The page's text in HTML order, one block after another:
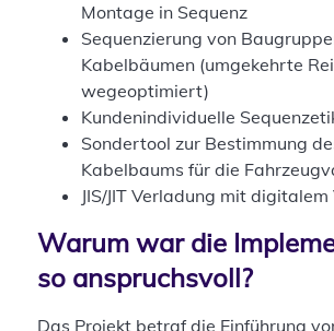
Montage in Sequenz
Sequenzierung von
Kabelbäumen (umgekehrte
wegeoptimiert)
Kundenindividuelle
Sondertool zur Bestimmung
Kabelbaums für die
JIS/JIT Verladung mit
Warum war die
so anspruchsvoll?
Das Projekt betraf die Einführung